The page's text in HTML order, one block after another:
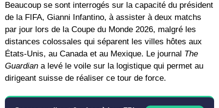
Beaucoup se sont interrogés sur la capacité du président
de la FIFA, Gianni Infantino, à assister à deux matchs
par jour lors de la Coupe du Monde 2026, malgré les
distances colossales qui séparent les villes hôtes aux
États-Unis, au Canada et au Mexique. Le journal The
Guardian a levé le voile sur la logistique qui permet au
dirigeant suisse de réaliser ce tour de force.